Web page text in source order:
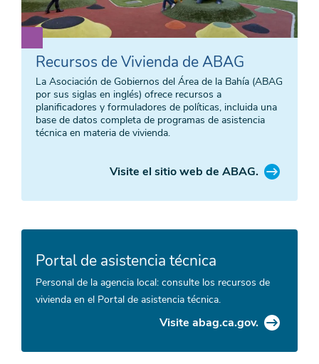
Recursos de Vivienda de ABAG
La Asociación de Gobiernos del Área de la Bahía (ABAG
por sus siglas en inglés) ofrece recursos a
planificadores y formuladores de políticas, incluida una
base de datos completa de programas de asistencia
técnica en materia de vivienda.
Visite el sitio web de ABAG.
Portal de asistencia técnica
Personal de la agencia local: consulte los recursos de
vivienda en el Portal de asistencia técnica.
Visite abag.ca.gov.